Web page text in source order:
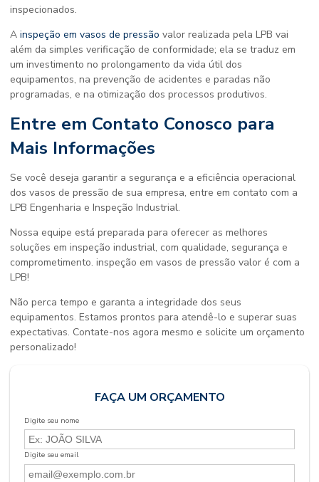
inspecionados.
A inspeção em vasos de pressão valor realizada pela LPB vai
além da simples verificação de conformidade; ela se traduz em
um investimento no prolongamento da vida útil dos
equipamentos, na prevenção de acidentes e paradas não
programadas, e na otimização dos processos produtivos.
Entre em Contato Conosco para
Mais Informações
Se você deseja garantir a segurança e a eficiência operacional
dos vasos de pressão de sua empresa, entre em contato com a
LPB Engenharia e Inspeção Industrial.
Nossa equipe está preparada para oferecer as melhores
soluções em inspeção industrial, com qualidade, segurança e
comprometimento. inspeção em vasos de pressão valor é com a
LPB!
Não perca tempo e garanta a integridade dos seus
equipamentos. Estamos prontos para atendê-lo e superar suas
expectativas. Contate-nos agora mesmo e solicite um orçamento
personalizado!
FAÇA UM ORÇAMENTO
Digite seu nome
Digite seu email